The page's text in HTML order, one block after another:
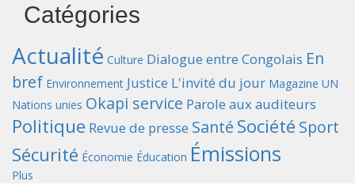
Catégories
Actualité Culture Dialogue entre Congolais En
bref Environnement Justice L'invité du jour Magazine UN
Nations unies Okapi service Parole aux auditeurs
Politique Revue de presse Santé Société Sport
Sécurité Économie Éducation Émissions
Plus